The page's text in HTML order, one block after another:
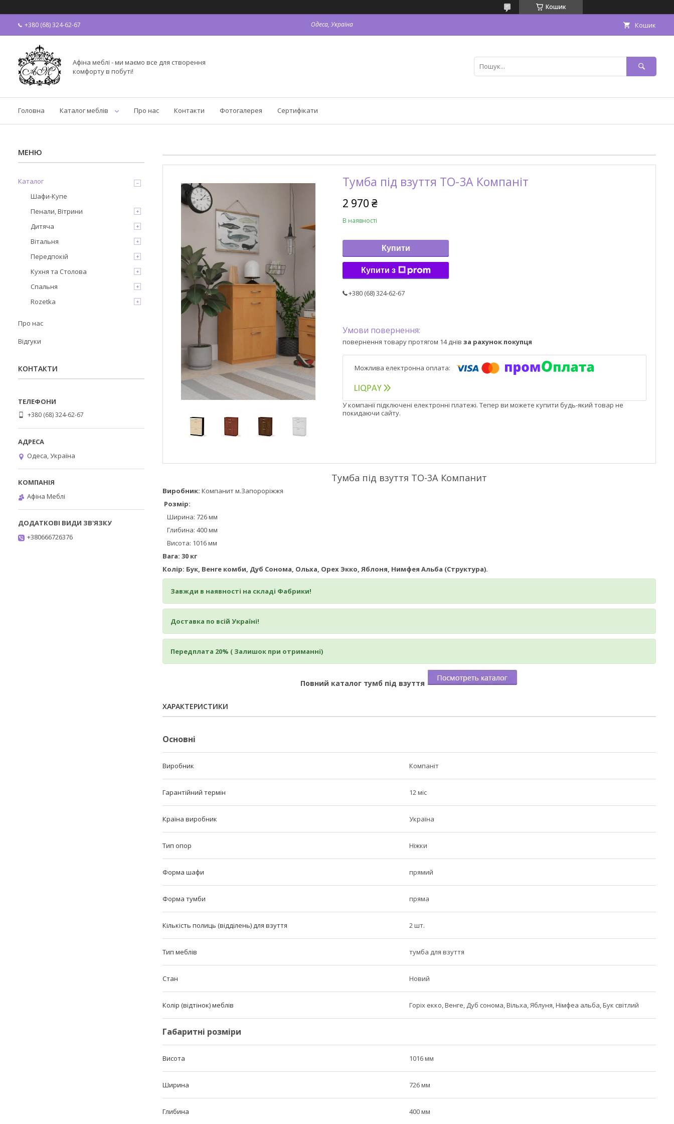
Кошик
+380 (68) 324-62-67 Одеса, Україна Кошик
Афіна меблі - ми маємо все для створення
комфорту в побуті!
Головна Каталог меблів Про нас Контакти Фотогалерея Сертифікати
Тумба під взуття ТО-3А Компаніт
2 970 ₴
В наявності
Купити
Купити з
+380 (68) 324-62-67
повернення товару протягом 14 днів за рахунок покупця
У компанії підключені електронні платежі. Тепер ви можете купити будь-який товар не
покидаючи сайту.
Тумба під взуття ТО-3А Компанит
Виробник: Компанит м.Запороріжжя
Розмір:
Ширина: 726 мм
Глибина: 400 мм
Висота: 1016 мм
Вага: 30 кг
Колір: Бук, Венге комби, Дуб Сонома, Ольха, Орех Экко, Яблоня, Нимфея Альба (Структура).
Завжди в наявності на складі Фабрики!
Доставка по всій Україні!
Передплата 20% ( Залишок при отриманні)
Повний каталог тумб під взуття
ХАРАКТЕРИСТИКИ
Основні
Виробник Компаніт
Гарантійний термін 12 міс
Країна виробник Україна
Тип опор Ніжки
Форма шафи прямий
Форма тумби пряма
Кількість полиць (відділень) для взуття 2 шт.
Тип меблів тумба для взуття
Стан Новий
Колір (відтінок) меблів Горіх екко, Венге, Дуб сонома, Вільха, Яблуня, Німфеа альба, Бук світлий
Габаритні розміри
Висота 1016 мм
Ширина 726 мм
Глибина 400 мм
Каталог
Шафи-Купе
Пенали, Вітрини
Дитяча
Вітальня
Передпокій
Кухня та Столова
Спальня
Rozetka
Про нас
Відгуки
КОНТАКТИ
+380 (68) 324-62-67
Одеса, Україна
Афіна Меблі
+380666726376